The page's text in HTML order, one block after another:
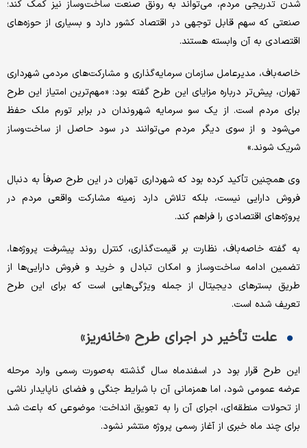
شدن تدریجی مردم، می‌تواند به رونق صنعت ساخت‌وساز نیز کمک کند؛
صنعتی که سهم قابل توجهی در اقتصاد کشور دارد و بسیاری از حوزه‌های
اقتصادی به آن وابسته هستند.
خاصه‌باف، مدیرعامل سازمان سرمایه‌گذاری و مشارکت‌های مردمی شهرداری
تهران، پیش‌تر درباره مزایای این طرح گفته بود: «مهم‌ترین امتیاز این طرح
برای مردم است. از یک سو سرمایه شهروندان در برابر تورم ملک حفظ
می‌شود و از سوی دیگر مردم می‌توانند در سود حاصل از ساخت‌وساز
شریک شوند.»
وی همچنین تأکید کرده بود که شهرداری تهران در این طرح صرفاً به دنبال
فروش دارایی نیست، بلکه تلاش دارد زمینه مشارکت واقعی مردم در
پروژه‌های اقتصادی را فراهم کند.
به گفته خاصه‌باف، نظارت بر قیمت‌گذاری، کنترل روند پیشرفت پروژه‌ها،
تضمین ادامه ساخت‌وساز و امکان تبادل و خرید و فروش دارایی‌ها از
طریق بسترهای دیجیتال از جمله ویژگی‌هایی است که برای این طرح
تعریف شده است.
علت تأخیر در اجرای طرح «خانه‌ریز»
این طرح قرار بود در اسفندماه سال گذشته به‌صورت رسمی وارد مرحله
عرضه عمومی شود، اما همزمانی آن با شرایط جنگی و فضای ناپایدار ناشی
از تحولات منطقه‌ای، اجرای آن را به تعویق انداخت؛ موضوعی که باعث شد
برای چند ماه خبری از آغاز رسمی پروژه منتشر نشود.